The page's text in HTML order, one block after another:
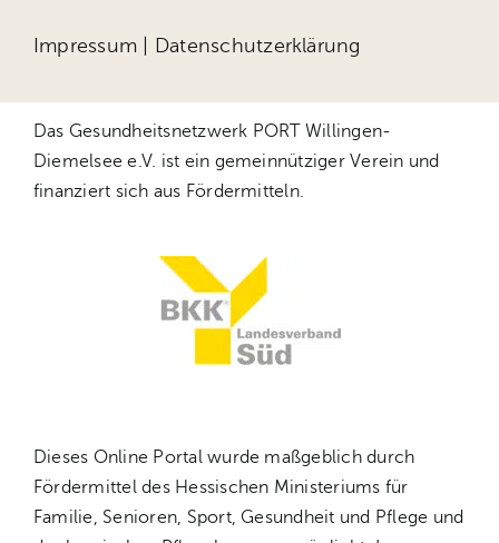
Impressum Datenschutzerklärung
Das Gesundheitsnetzwerk PORT Willingen-
Diemelsee e.V. ist ein gemeinnütziger Verein und
finanziert sich aus Fördermitteln.
Dieses Online Portal wurde maßgeblich durch
Fördermittel des Hessischen Ministeriums für
Familie, Senioren, Sport, Gesundheit und Pflege und